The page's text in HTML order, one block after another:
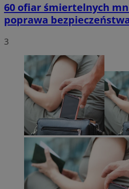
60 ofiar śmiertelnych
poprawa
3